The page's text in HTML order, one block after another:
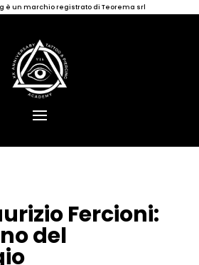
è un marchio registrato di Teorema srl
Fercioni:
del